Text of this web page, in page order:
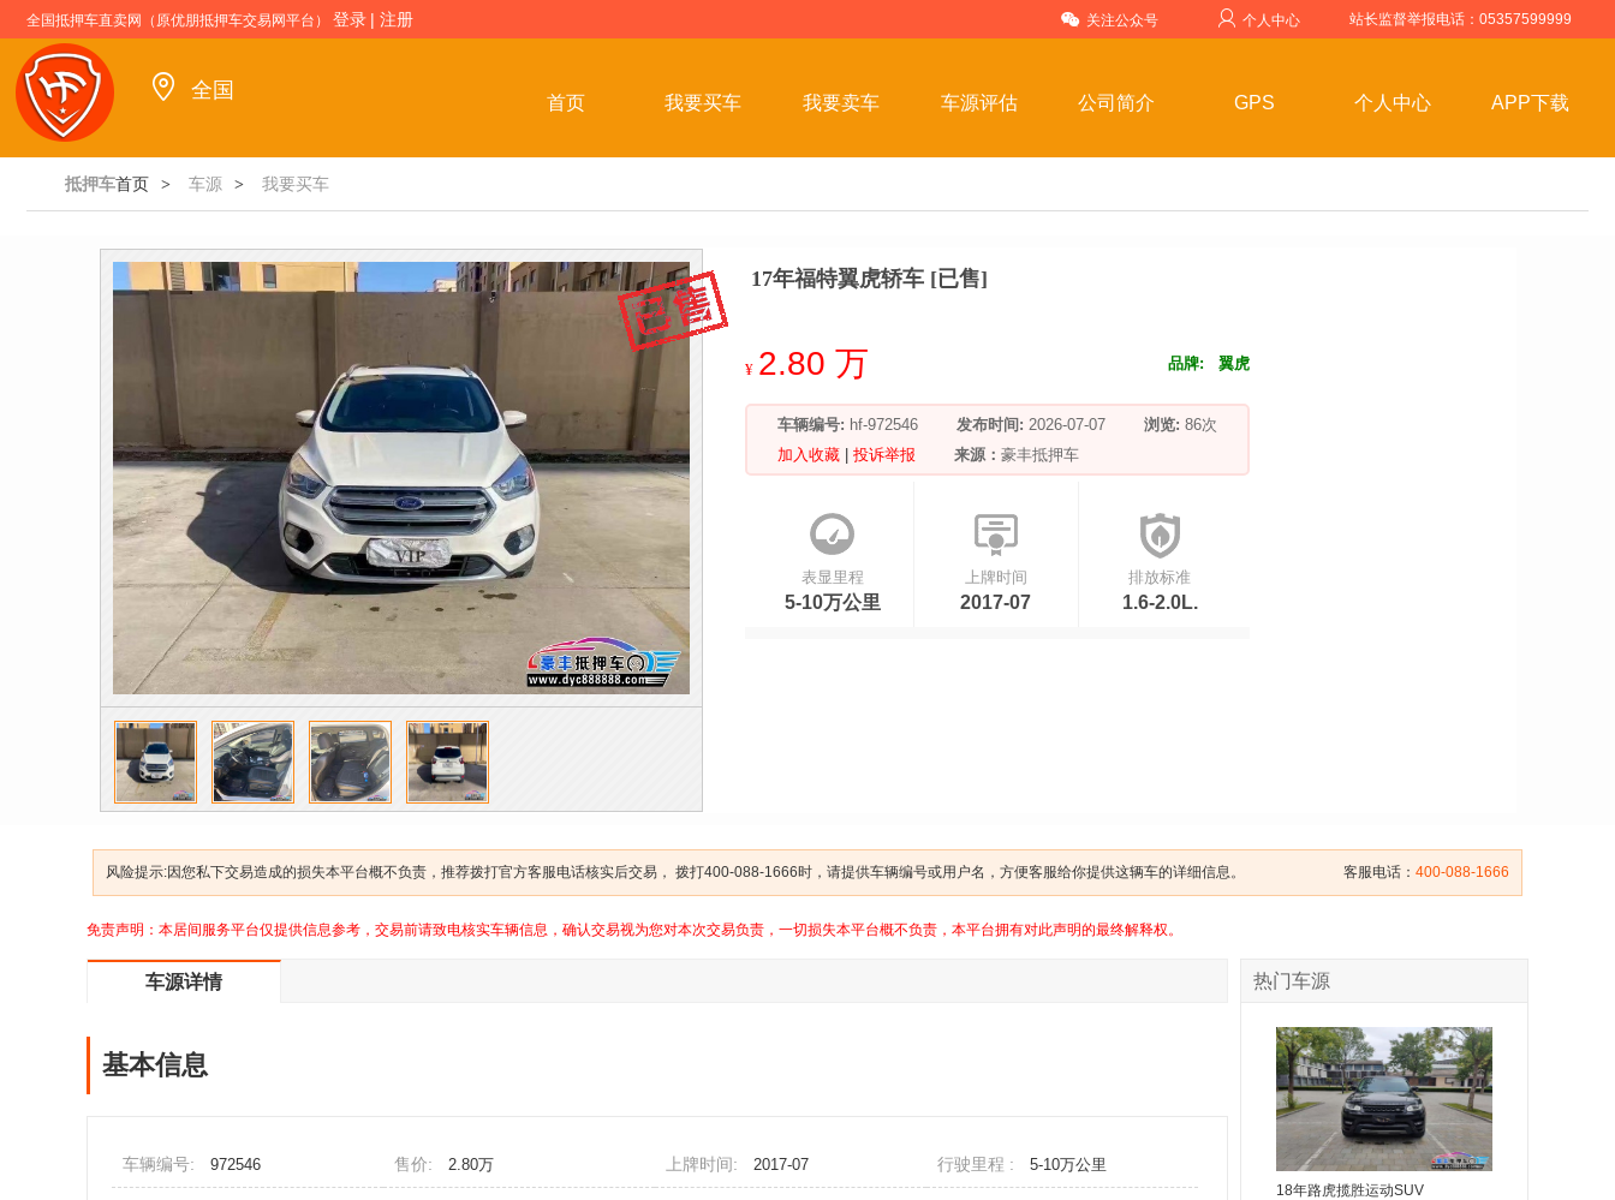
关注公众号 个人中心 站长监督举报电话：05357599999
全国抵押车直卖网（原优朋抵押车交易网平台） 登录 | 注册
全国
首页 我要买车 我要卖车 车源评估 公司简介 GPS 个人中心 APP下载
抵押车首页 > 车源 > 我要买车
17年福特翼虎轿车 [已售]
¥ 2.80 万 品牌: 翼虎
车辆编号: hf-972546 发布时间: 2026-07-07 浏览: 86次
加入收藏
投诉举报 来源： 豪丰抵押车
表显里程
5-10万公里
上牌时间
2017-07
排放标准
1.6-2.0L.
客服电话： 400-088-1666
风险提示:因您私下交易造成的损失本平台概不负责，推荐拨打官方客服电话核实后交易， 拨打400-088-1666时，请提供车辆编号或用户名，方便客服给你提供这辆车的详细信息。
免责声明：本居间服务平台仅提供信息参考，交易前请致电核实车辆信息，确认交易视为您对本次交易负责，一切损失本平台概不负责，本平台拥有对此声明的最终解释权。
车源详情
基本信息
车辆编号: 972546 售价: 2.80万 上牌时间: 2017-07 行驶里程 : 5-10万公里
热门车源
18年路虎揽胜运动SUV